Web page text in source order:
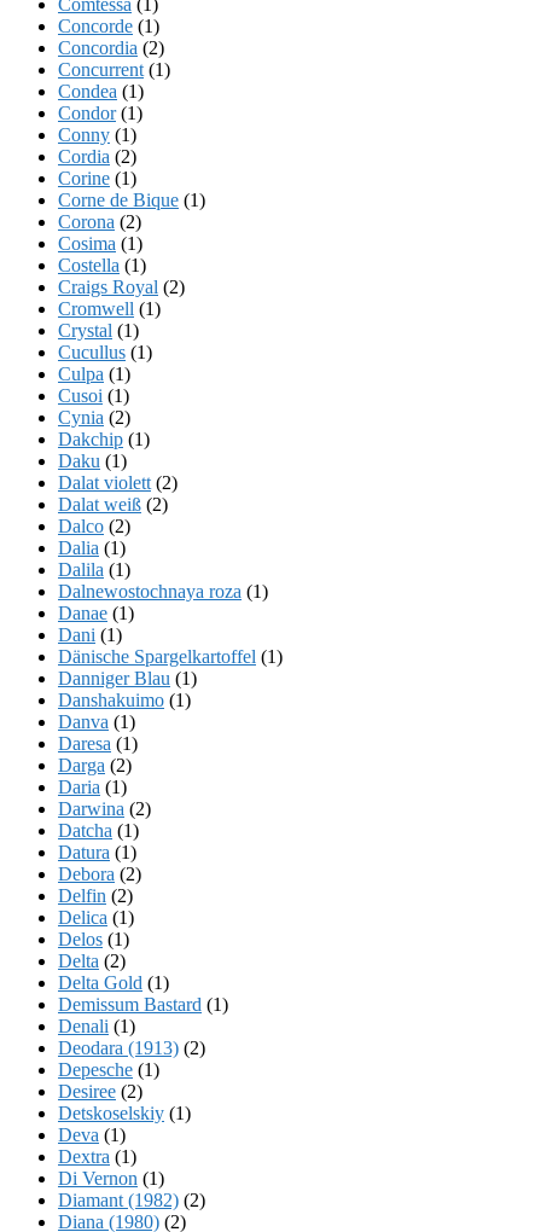
Concorde (1)
Concordia (2)
Concurrent (1)
Condea (1)
Condor(1)
Conny (1)
Cordia (2)
Corine (1)
Corne de Bique (1)
Corona (2)
Cosima (1)
Costella (1)
Craigs Royal (2)
Cromwell (1)
Crystal (1)
Cucullus (1)
Culpa (1)
Cusoi (1)
Cynia (2)
Dakchip (1)
Daku (1)
Dalat violett (2)
Dalat weiß (2)
Dalco (2)
Dalia (1)
Dalila (1)
Dalnewostochnaya roza (1)
Danae (1)
Dani (1)
Dänische Spargelkartoffel (1)
Danniger Blau (1)
Danshakuimo (1)
Danva (1)
Daresa (1)
Darga (2)
Daria (1)
Darwina (2)
Datcha (1)
Datura (1)
Debora (2)
Delfin (2)
Delica (1)
Delos (1)
Delta (2)
Delta Gold (1)
Demissum Bastard (1)
Denali (1)
Deodara (1913) (2)
Depesche (1)
Desiree (2)
Detskoselskiy (1)
Deva (1)
Dextra (1)
Di Vernon (1)
Diamant (1982) (2)
Diana (1980) (2)